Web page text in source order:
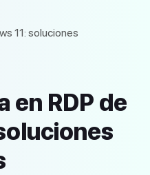
11: soluciones
en RDP de